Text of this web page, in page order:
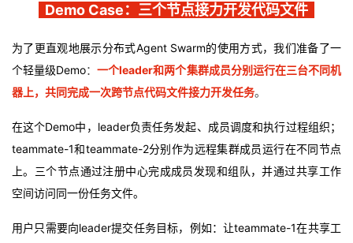
Demo Case： 三个节点接力开发代码文件
为了更直观地展示分布式Agent Swarm的使用方式，我们准备了一
个轻量级Demo：一个leader和两个集群成员分别运行在三台不同机
器上，共同完成一次跨节点代码文件接力开发任务。
在这个Demo中，leader负责任务发起、成员调度和执行过程组织；
teammate-1和teammate-2分别作为远程集群成员运行在不同节点
上。三个节点通过注册中心完成成员发现和组队，并通过共享工作
空间访问同一份任务文件。
用户只需要向leader提交任务目标，例如：让teammate-1在共享工